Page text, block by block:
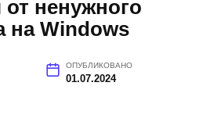
от ненужного
на Windows
ОПУБЛИКОВАНО
01.07.2024